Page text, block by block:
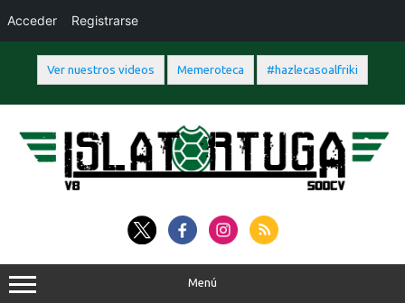
Ver nuestros videos Memeroteca #hazlecasoalfriki
Acceder Registrarse
contenido
Menú